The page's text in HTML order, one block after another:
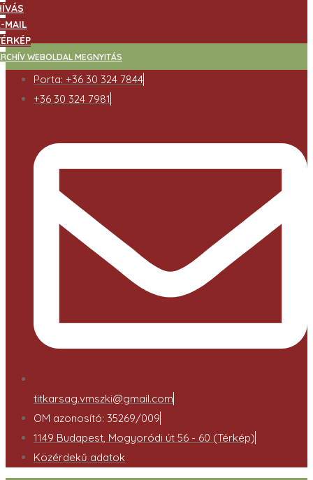
MAIL
WEBOLDAL MEGNYITÁS
Porta: +36 30 324 7844
+36 30 324 7981
titkarsag.vmszki@gmail.com
OM azonosító: 35269/009
1149 Budapest, Mogyoródi út 56 - 60 (Térkép)
Közérdekű adatok